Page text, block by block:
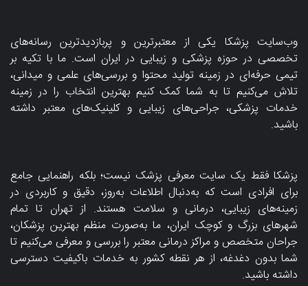
وب‌سایت پزشکا یکی از معتبرترین و پربازدیدترین رسانه‌های
تخصصی در حوزه پزشکی و زیبایی در ایران است. ما با تکیه بر
تیمی حرفه‌ای در زمینه تولید محتوا و بررسی‌های علمی و میدانی،
تلاش می‌کنیم تا به شما کمک کنیم بهترین انتخاب را در زمینه
خدمات پزشکی، جراحی‌های زیبایی و کلینیک‌های معتبر داشته
باشید.
پزشکا فقط یک سایت معرفی پزشک نیست؛ بلکه راهنمایی جامع
برای افرادی است که به‌دنبال اطلاعات به‌روز، دقیق و کاربردی در
زمینه‌های زیبایی، درمانی و سلامت هستند. از تهران تا تمام
شهرهای بزرگ و کوچک ایران، ما به‌صورت منظم بهترین پزشکان،
جراحان متخصص و مراکز درمانی معتبر را بررسی و معرفی می‌کنیم تا
شما بدون دغدغه، از هر نقطه کشور به خدمات باکیفیت دسترسی
داشته باشید.